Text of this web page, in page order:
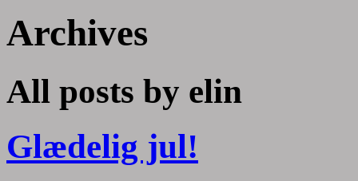
Archives
All posts by elin
Glædelig jul!